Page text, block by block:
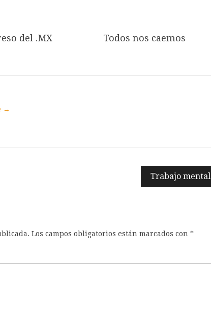
del .MX Todos nos caemos
→
Trabajo mental
Los campos obligatorios están marcados con *